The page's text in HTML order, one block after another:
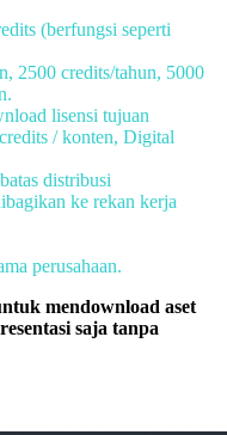
(berfungsi seperti
2500 credits/tahun, 5000
lisensi tujuan
/ konten, Digital
distribusi
ke rekan kerja
perusahaan.
mendownload aset
saja tanpa